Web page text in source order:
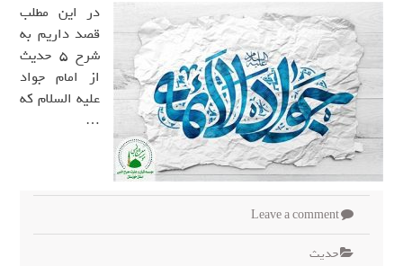
در این مطلب
قصد داریم به
شرح 5 حدیث
از امام جواد
علیه السلام که
…
Leave a comment
حدیث